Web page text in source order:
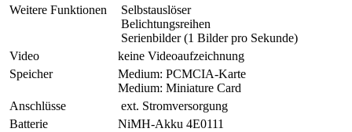
Weitere Funktionen
Selbstauslöser
Belichtungsreihen
Serienbilder (1 Bilder pro Sekunde)
Video
keine Videoaufzeichnung
Speicher
Medium: PCMCIA-Karte
Medium: Miniature Card
Anschlüsse
ext. Stromversorgung
Batterie
NiMH-Akku 4E0111